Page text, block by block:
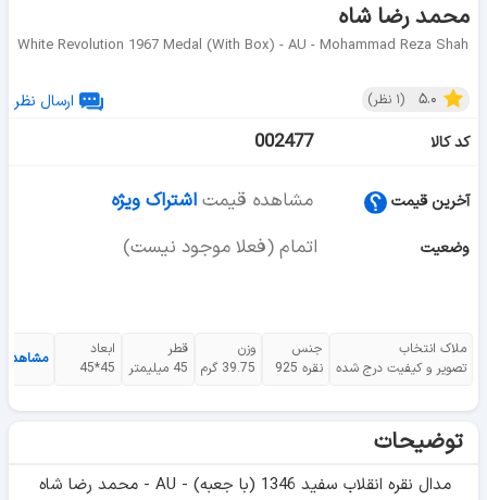
محمد رضا شاه
White Revolution 1967 Medal (with Box) - AU - Mohammad Reza Shah
۵.۰ (۱ نظر)
ارسال نظر
کد کالا
002477
آخرین قیمت مشاهده قیمت اشتراک ویژه
وضعیت اتمام (فعلا موجود نیست)
ملاک انتخاب
تصویر و کیفیت درج شده
جنس
نقره 925
وزن
39.75 گرم
قطر
45 میلیمتر
ابعاد
45*45
توضیحات
مدال نقره انقلاب سفید 1346 (با جعبه) - AU - محمد رضا شاه